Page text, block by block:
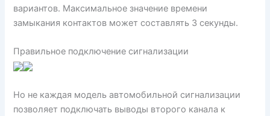
вариантов. Максимальное значение времени
замыкания контактов может составлять 3 секунды.
Правильное подключение сигнализации
Но не каждая модель автомобильной сигнализации
позволяет подключать выводы второго канала к